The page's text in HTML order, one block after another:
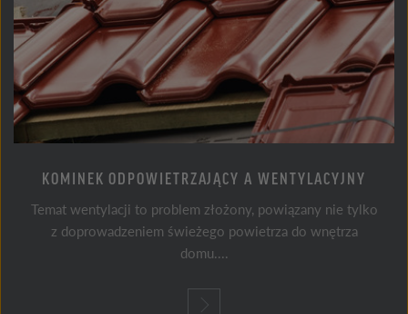
KOMINEK ODPOWIETRZAJĄCY A WENTYLACYJNY
Temat wentylacji to problem złożony, powiązany nie tylko
z doprowadzeniem świeżego powietrza do wnętrza
domu....